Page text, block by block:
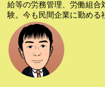
給等の労務管理、労働組合
験。今も民間企業に勤める